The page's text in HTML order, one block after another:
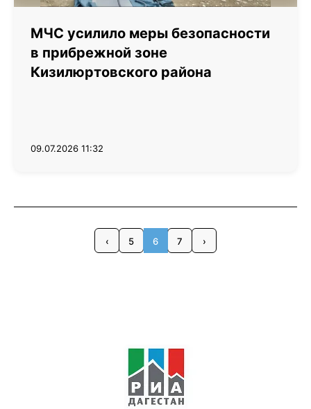
МЧС усилило меры безопасности
в прибрежной зоне
Кизилюртовского района
09.07.2026 11:32
‹ 5 6 7 ›